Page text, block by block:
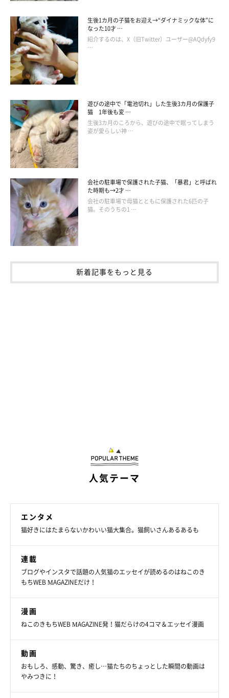
生後1カ月の子猫をお迎え→“ダイナミックな体”に
なった10才 …
紹介するのは、X（旧Twitter）ユーザー@AQdyfy9
…
遊びの途中で「電池切れ」した生後3カ月の保護子
猫 1年後も変 …
生後3カ月のころから、遊びの途中で眠ってしまう
姿が愛らしい神 …
会社の駐車場で保護された子猫、「暴君」と呼ばれ
た時期も→2才 …
会社の駐車場で母猫とともに保護された6匹の子
猫。そのうちの1 …
新着記事をもっと見る
人気テーマ
エンタメ
猫好きにはたまらないかわいい猫大集合。猫飼いさんあるあるも
連載
ブログやインスタで話題の人気猫のエッセイが読めるのはねこのき
もちWEB MAGAZINEだけ！
漫画
ねこのきもちWEB MAGAZINE発！猫だらけの4コマ＆エッセイ漫画
動画
おもしろ、感動、驚き、癒し…猫たちのちょっとした瞬間の動画は
やみつきに！